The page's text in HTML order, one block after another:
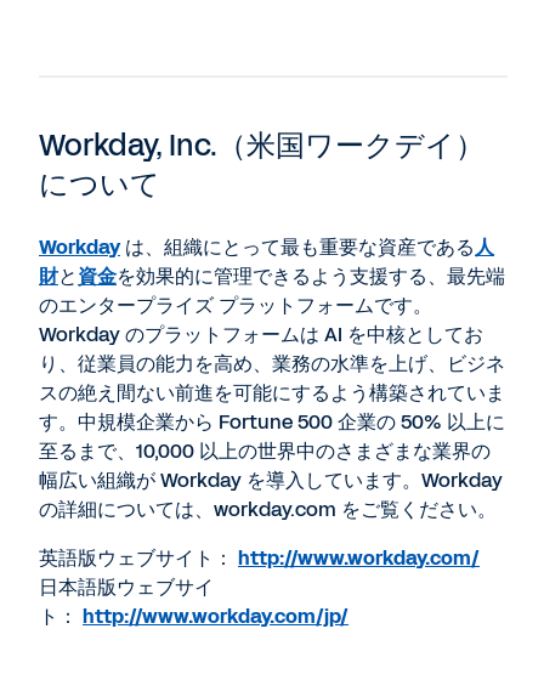
Workday, Inc.（米国ワークデイ）
について
Workdayは、組織にとって最も重要な資産である人
財と資金を効果的に管理できるよう支援する、最先端
のエンタープライズ プラットフォームです。
Workday のプラットフォームは AI を中核としてお
り、従業員の能力を高め、業務の水準を上げ、ビジネ
スの絶え間ない前進を可能にするよう構築されていま
す。中規模企業から Fortune 500 企業の 50% 以上に
至るまで、10,000 以上の世界中のさまざまな業界の
幅広い組織が Workday を導入しています。Workday
の詳細については、workday.com をご覧ください。
英語版ウェブサイト： http://www.workday.com/
日本語版ウェブサイ
ト： http://www.workday.com/jp/